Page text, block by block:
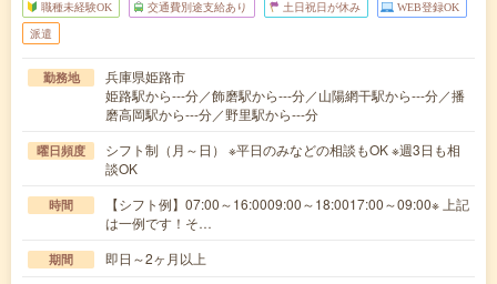
職種未経験OK 交通費別途支給あり 土日祝日が休み WEB登録OK
派遣
勤務地
兵庫県姫路市
姫路駅から---分／飾磨駅から---分／山陽網干駅から---分／播
磨高岡駅から---分／野里駅から---分
曜日頻度
シフト制（月～日） ※平日のみなどの相談もOK ※週3日も相
談OK
時間
【シフト例】07:00～16:0009:00～18:0017:00～09:00※ 上記
は一例です！そ…
期間 即日～2ヶ月以上